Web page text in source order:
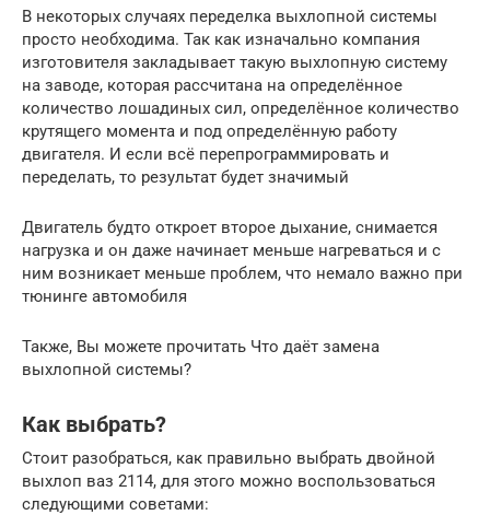
В некоторых случаях переделка выхлопной системы
просто необходима. Так как изначально компания
изготовителя закладывает такую выхлопную систему
на заводе, которая рассчитана на определённое
количество лошадиных сил, определённое количество
крутящего момента и под определённую работу
двигателя. И если всё перепрограммировать и
переделать, то результат будет значимый
Двигатель будто откроет второе дыхание, снимается
нагрузка и он даже начинает меньше нагреваться и с
ним возникает меньше проблем, что немало важно при
тюнинге автомобиля
Также, Вы можете прочитать Что даёт замена
выхлопной системы?
Как выбрать?
Стоит разобраться, как правильно выбрать двойной
выхлоп ваз 2114, для этого можно воспользоваться
следующими советами: